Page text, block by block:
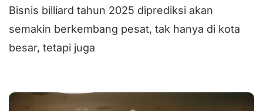
Bisnis billiard tahun 2025 diprediksi akan
semakin berkembang pesat, tak hanya di kota
besar, tetapi juga